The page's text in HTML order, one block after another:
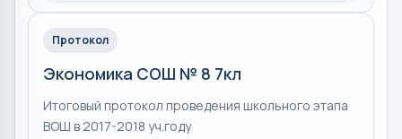
Протокол
Экономика СОШ № 8 7кл
Итоговый протокол проведения школьного этапа
ВОШ в 2017-2018 уч.году